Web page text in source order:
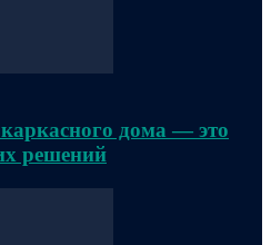
дома — это
решений